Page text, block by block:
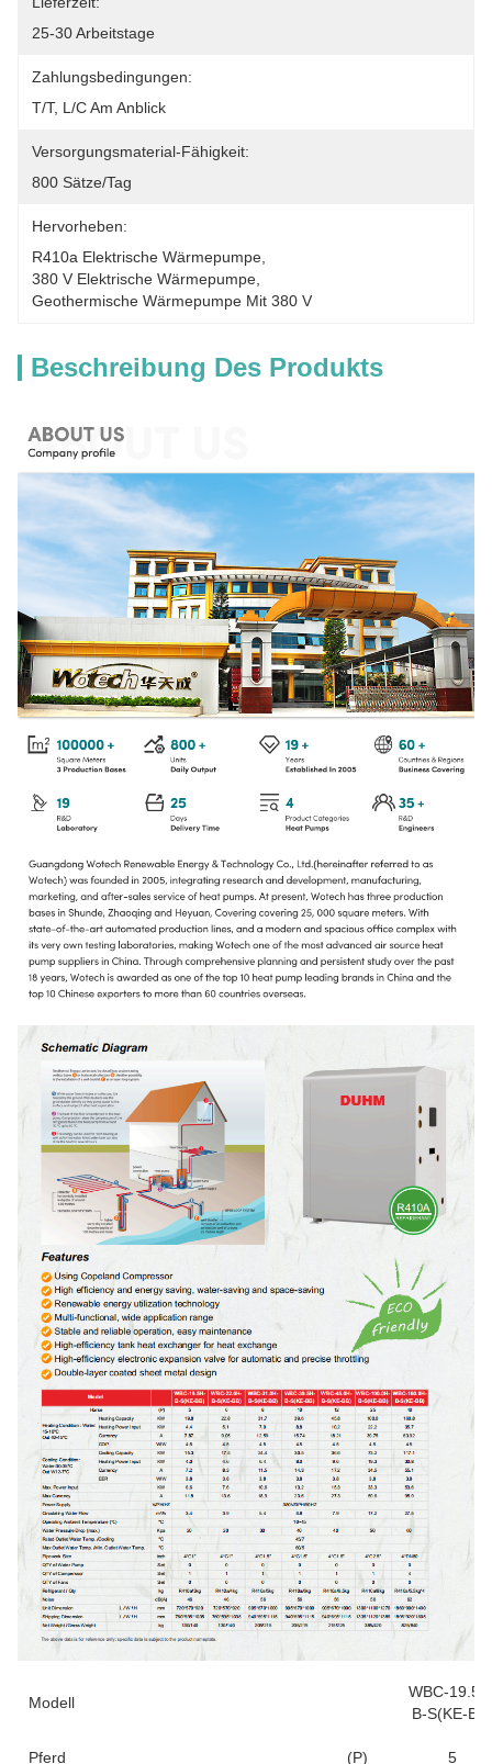
25-30 Arbeitstage
Zahlungsbedingungen:
T/T, L/C Am Anblick
Versorgungsmaterial-Fähigkeit:
800 Sätze/Tag
Hervorheben:
R410a Elektrische Wärmepumpe
380 V Elektrische Wärmepumpe
Geothermische Wärmepumpe Mit 380 V
Beschreibung Des Produkts
Modell
WBC-
B-S(KE-BB)
Pferd (P) 5